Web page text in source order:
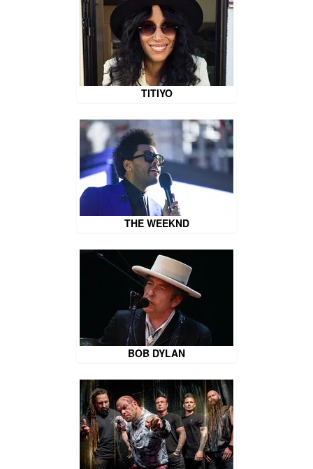
TITIYO
THE WEEKND
BOB DYLAN